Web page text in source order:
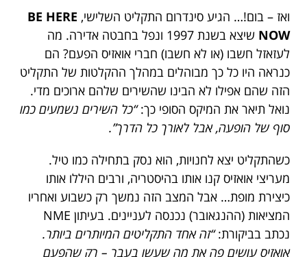
ואז – בום!… הגיע סינדרום התקליט השלישי, BE HERE
NOW
שיצא בשנת 1997 ונפל בחבטה אדירה. מה
לעזאזל חשבו (או לא חשבו) חברי אואזיס הפעם? הם
כנראה היו כל כך מבוהלים במהלך ההקלטות של התקליט
הזה שהם אפילו לא הבינו שהשירים שלהם ארוכים מדי.
נואל תיאר את המיקס הסופי כך:“כל השירים נשמעים כמו
סוף של הופעה, אבל לאורך כל הדרך”.
כשהתקליט יצא לחנויות, הוא נסק בתחילה כמו טיל.
מעריצי אואזיס קנו אותו בהיסטריה, ורבים היללו אותו
כיצירת מופת… אבל המצב הזה נמשך רק כשבוע ואחריו
המציאות (ההנגאובר) נכנסה לעניינים. בעיתון NME
נכתב בביקורת:“זה אחד התקליטים המיותרים ביותר.
אואזיס עושים פה את מה שעשו בעבר – רק שהפעם